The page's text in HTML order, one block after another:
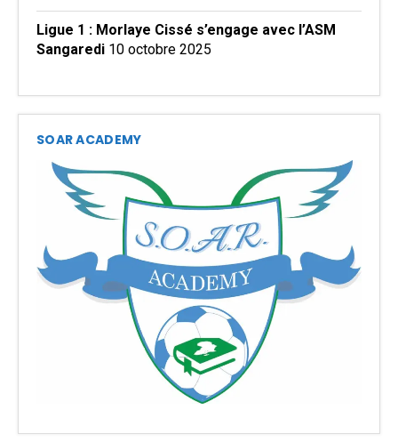
Ligue 1 : Morlaye Cissé s’engage avec l’ASM
Sangaredi 10 octobre 2025
SOAR ACADEMY